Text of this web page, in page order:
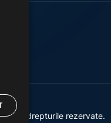
drepturile rezervate.